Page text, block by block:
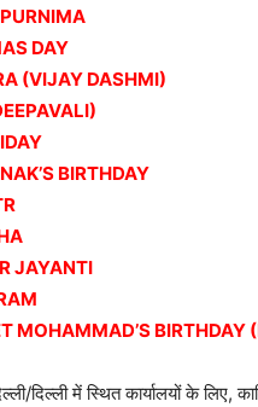
DAY
(VIJAY DASHMI)
BIRTHDAY
JAYANTI
MOHAMMAD’S
दिल्ली में स्थित कार्यालयों के लिए,